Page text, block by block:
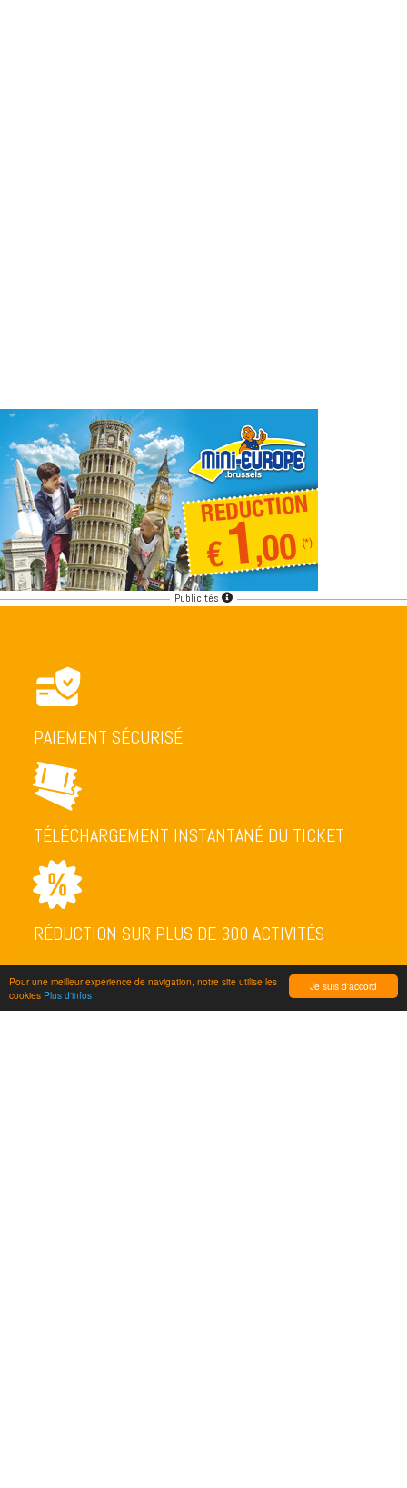
Je suis d'accord
Pour une meilleur expérience de navigation, notre site utilise les
cookies Plus d'infos
Publicités
PAIEMENT SÉCURISÉ
TÉLÉCHARGEMENT INSTANTANÉ DU TICKET
RÉDUCTION SUR PLUS DE 300 ACTIVITÉS